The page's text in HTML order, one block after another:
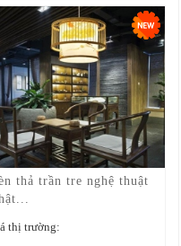
thả trần tre nghệ thuật
thị trường: